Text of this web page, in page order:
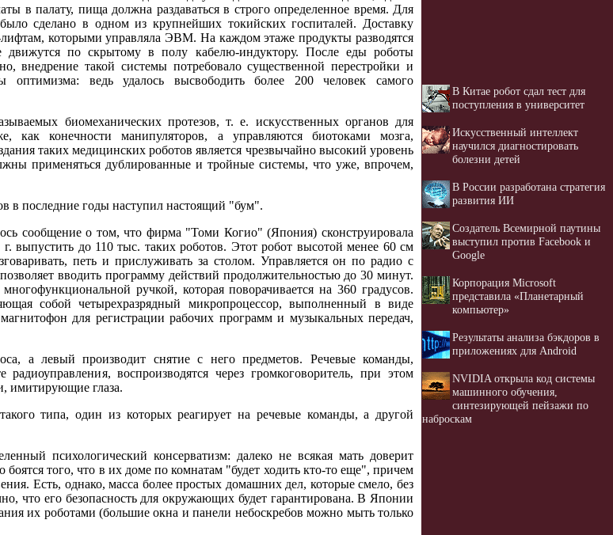
в палату, пища должна раздаваться в строго определенное время. Для
сделано в одном из крупнейших токийских госпиталей. Доставку
которыми управляла ЭВМ. На каждом этаже продукты разводятся
движутся по скрытому в полу кабелю-индуктору. После еды роботы
внедрение такой системы потребовало существенной перестройки и
ведь удалось высвободить более 200 человек самого
биомеханических протезов, т. е. искусственных органов для
как конечности манипуляторов, а управляются биотоками мозга,
таких медицинских роботов является чрезвычайно высокий уровень
применяться дублированные и тройные системы, что уже, впрочем,
в последние годы наступил настоящий "бум".
сообщение о том, что фирма "Томи Когио" (Япония) сконструировала
выпустить до 110 тыс. таких роботов. Этот робот высотой менее 60 см
петь и прислуживать за столом. Управляется он по радио с
вводить программу действий продолжительностью до 30 минут.
ручкой, которая поворачивается на 360 градусов.
собой четырехразрядный микропроцессор, выполненный в виде
для регистрации рабочих программ и музыкальных передач,
а левый производит снятие с него предметов. Речевые команды,
воспроизводятся через громкоговоритель, при этом
имитирующие глаза.
типа, один из которых реагирует на речевые команды, а другой
психологический консерватизм: далеко не всякая мать доверит
того, что в их доме по комнатам "будет ходить кто-то еще", причем
Есть, однако, масса более простых домашних дел, которые смело, без
что его безопасность для окружающих будет гарантирована. В Японии
их роботами (большие окна и панели небоскребов можно мыть только
В Китае робот сдал тест для
поступления в университет
Искусственный интеллект
научился диагностировать
болезни детей
В России разработана стратегия
развития ИИ
Создатель Всемирной паутины
выступил против Facebook и
Google
Корпорация Microsoft
представила «Планетарный
компьютер»
Результаты анализа бэкдоров в
приложениях для Android
NVIDIA открыла код системы
машинного обучения,
синтезирующей пейзажи по
наброскам